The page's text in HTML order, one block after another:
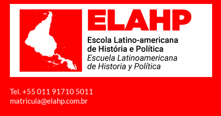
Tel. +55 011 91710 5011
matricula@elahp.com.br